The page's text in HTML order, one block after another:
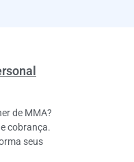
de MMA?
cobrança.
seus